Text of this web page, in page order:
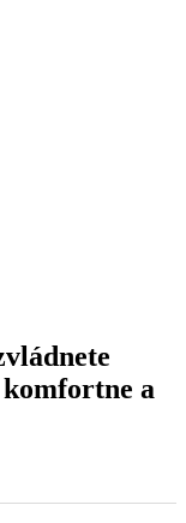
komfortne a